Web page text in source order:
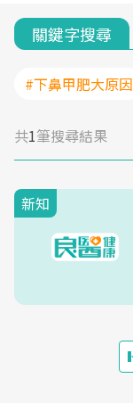
關鍵字搜尋
#下鼻甲肥大原因
共1筆搜尋結果
新知